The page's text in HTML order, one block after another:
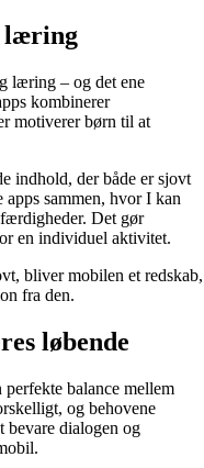
læring
læring – og det ene
kombinerer
motiverer børn til at
indhold, der både er sjovt
sammen, hvor I kan
Det gør
en individuel aktivitet.
bliver mobilen et redskab,
fra den.
løbende
balance mellem
og behovene
bevare dialogen og